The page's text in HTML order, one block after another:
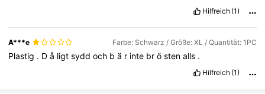
4,77 6K Follower
Hilfreich (1)
A***e Farbe: Schwarz / Größe: XL / Quantität: 1PC
Plastig . Då ligtsyddoch bä r inte bröstenalls .
Hilfreich (1)